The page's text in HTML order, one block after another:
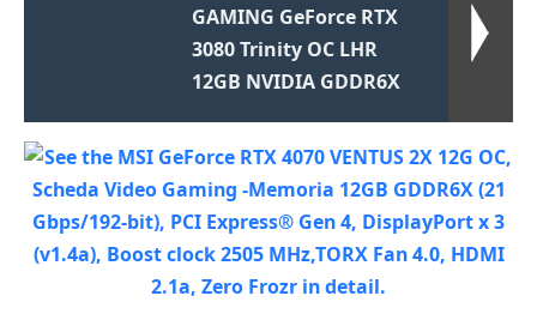
GAMING GeForce RTX
3080 Trinity OC LHR
12GB NVIDIA GDDR6X